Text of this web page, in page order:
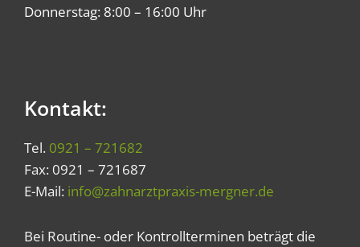
Donnerstag: 8:00 – 16:00 Uhr
Kontakt:
Tel. 0921 – 721682
Fax: 0921 – 721687
E-Mail: info@zahnarztpraxis-mergner.de
Bei Routine- oder Kontrollterminen beträgt die